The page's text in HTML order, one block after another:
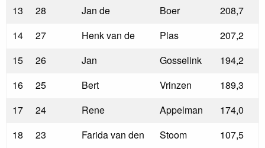
13
28 Jan de Boer
208,7
14
27 Henk van de Plas
207,2
15
26 Jan Gosselink
194,2
16
25 Bert Vrinzen
189,3
17
24 Rene Appelman
174,0
18
23 Farida van den Stoom
107,5